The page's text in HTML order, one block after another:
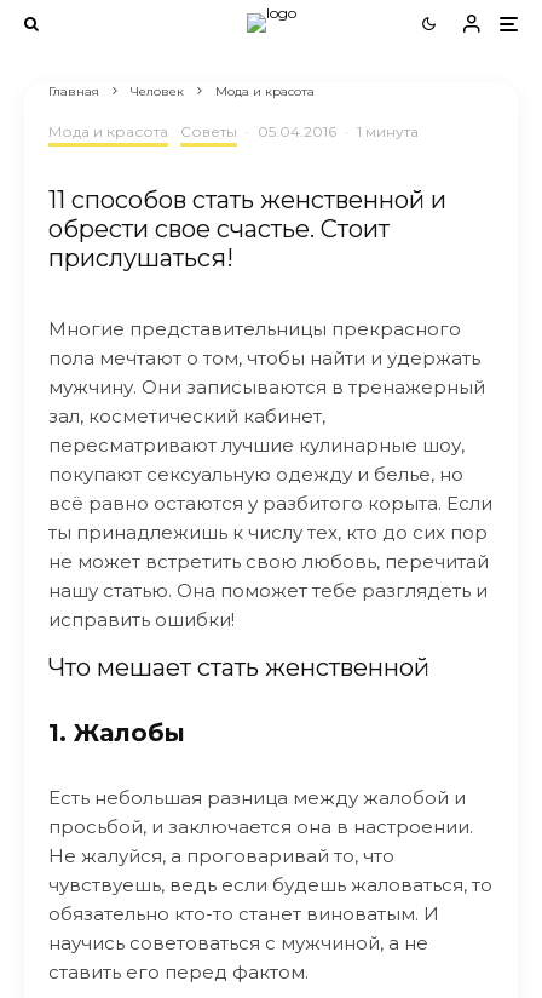
Главная Человек Мода и красота
Мода и красота Советы · 05.04.2016 · 1 минута
11 способов стать женственной и
обрести свое счастье. Стоит
прислушаться!
Многие представительницы прекрасного
пола мечтают о том, чтобы найти и удержать
мужчину. Они записываются в тренажерный
зал, косметический кабинет,
пересматривают лучшие кулинарные шоу,
покупают сексуальную одежду и белье, но
всë равно остаются у разбитого корыта. Если
ты принадлежишь к числу тех, кто до сих пор
не может встретить свою любовь, перечитай
нашу статью. Она поможет тебе разглядеть и
исправить ошибки!
Что мешает стать женственной
1. Жалобы
Есть небольшая разница между жалобой и
просьбой, и заключается она в настроении.
Не жалуйся, а проговаривай то, что
чувствуешь, ведь если будешь жаловаться, то
обязательно кто-то станет виноватым. И
научись советоваться с мужчиной, а не
ставить его перед фактом.